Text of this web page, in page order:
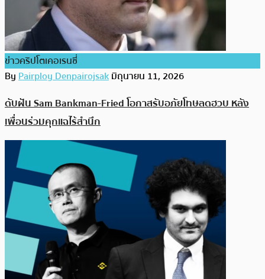
ข่าวคริปโตเคอเรนซี่
ByPairploy Denpairojsakมิถุนายน 11, 2026
ดับฝัน Sam Bankman-Fried โอกาสรับอภัยโทษลดฮวบ หลัง
เพื่อนร่วมคุกแฉไร้สำนึก